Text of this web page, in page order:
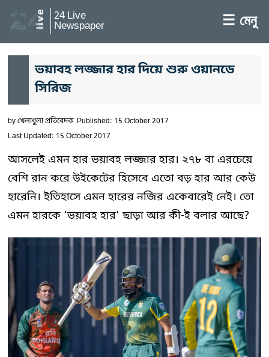
24 Live
Newspaper ☰ মেনু
ভয়াবহ লজ্জার হার দিয়ে শুরু ওয়ানডে
সিরিজ
byখেলাধুলা প্রতিবেদক Published: 15 October 2017
Last Updated: 15 October 2017
আসলেই এমন হার ভয়াবহ লজ্জার হার। ২৭৮ বা এরচেয়ে
বেশি রান করে উইকেটের হিসেবে এতো বড় হার আর কেউ
হারেনি। ইতিহাসে এমন হারের নজির একেবারেই নেই। তো
এমন হারকে ‘ভয়াবহ হার’ ছাড়া আর কী-ই বলার আছে?